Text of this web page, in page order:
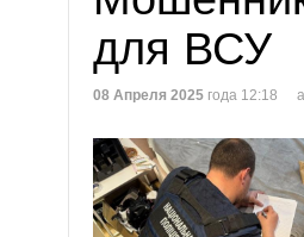
для ВСУ
08 Апреля 2025 года 12:18